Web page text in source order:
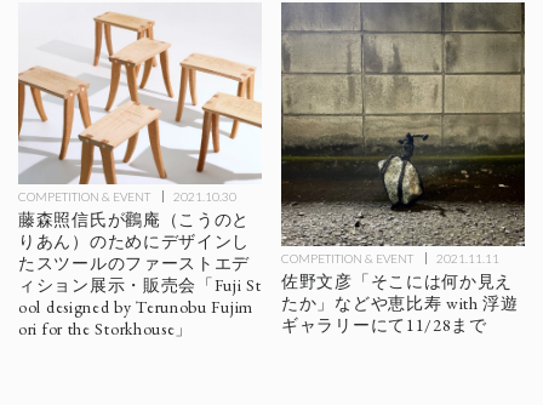
COMPETITION & EVENT 2021.10.30
藤森照信氏が鸛庵（こうのと
りあん）のためにデザインし
たスツールのファーストエデ
ィション展示・販売会「Fuji St
ool designed by Terunobu Fujim
ori for the Storkhouse」
COMPETITION & EVENT 2021.11.11
佐野文彦「そこには何か見え
たか」などや恵比寿 with ​浮遊
ギャラリーにて11/28まで